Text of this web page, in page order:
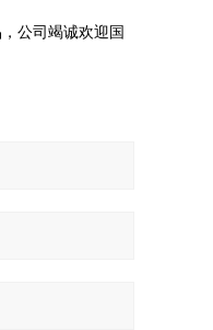
公司竭诚欢迎国